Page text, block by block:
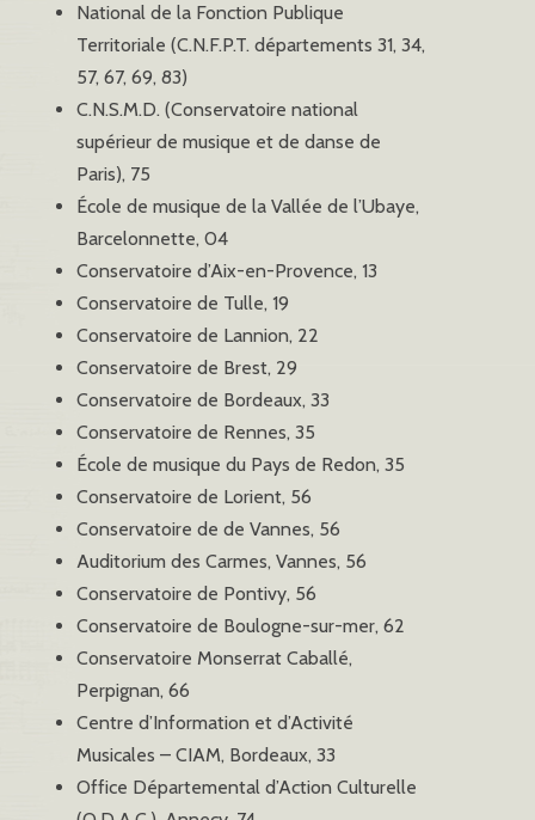
National de la Fonction Publique
Territoriale (C.N.F.P.T. départements 31, 34,
57, 67, 69, 83)
C.N.S.M.D. (Conservatoire national
supérieur de musique et de danse de
Paris), 75
École de musique de la Vallée de l’Ubaye,
Barcelonnette, 04
Conservatoire d’Aix-en-Provence, 13
Conservatoire de Tulle, 19
Conservatoire de Lannion, 22
Conservatoire de Brest, 29
Conservatoire de Bordeaux, 33
Conservatoire de Rennes, 35
École de musique du Pays de Redon, 35
Conservatoire de Lorient, 56
Conservatoire de de Vannes, 56
Auditorium des Carmes, Vannes, 56
Conservatoire de Pontivy, 56
Conservatoire de Boulogne-sur-mer, 62
Conservatoire Monserrat Caballé,
Perpignan, 66
Centre d’Information et d’Activité
Musicales – CIAM, Bordeaux, 33
Office Départemental d’Action Culturelle